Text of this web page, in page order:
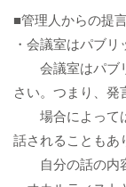
■管理人からの提
・会議室はパブ
会議室はパブリ
さい。つまり、発
場合によっては
話されることもあ
自分の話の内容